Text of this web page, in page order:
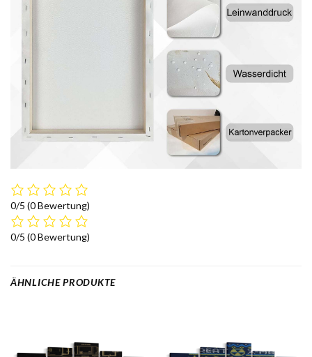
0/5 (0 Bewertung)
0/5 (0 Bewertung)
ÄHNLICHE PRODUKTE